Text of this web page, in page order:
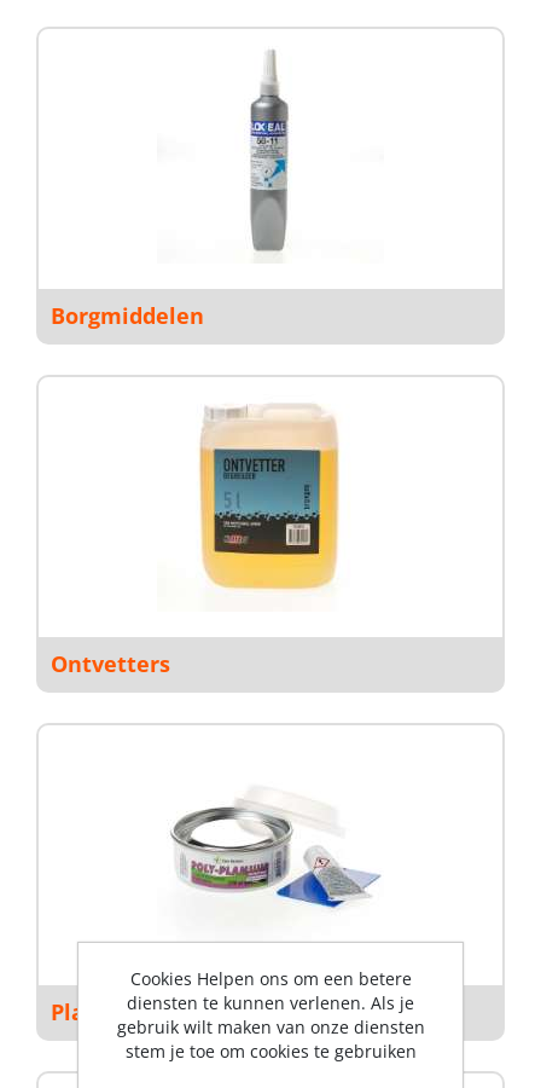
Borgmiddelen
Ontvetters
Plamuren
Cookies Helpen ons om een betere
diensten te kunnen verlenen. Als je
gebruik wilt maken van onze diensten
stem je toe om cookies te gebruiken